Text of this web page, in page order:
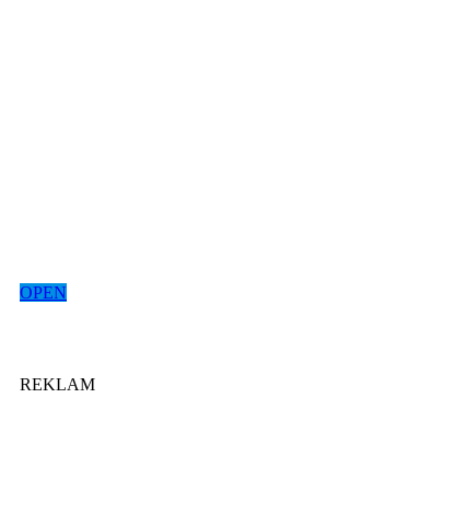
OPEN
REKLAM